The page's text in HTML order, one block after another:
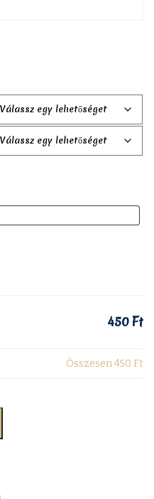
450 Ft
Összesen450 Ft